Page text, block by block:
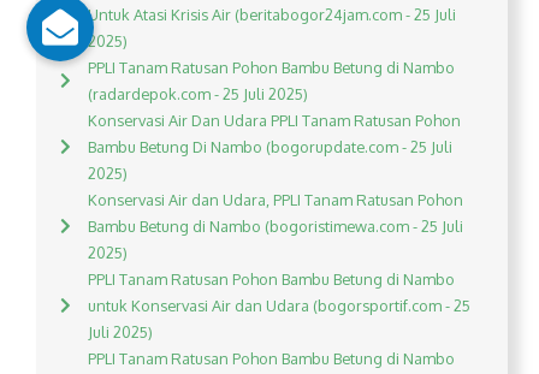
Untuk Atasi Krisis Air (beritabogor24jam.com - 25 Juli
2025)
PPLI Tanam Ratusan Pohon Bambu Betung di Nambo
(radardepok.com - 25 Juli 2025)
Konservasi Air Dan Udara PPLI Tanam Ratusan Pohon
Bambu Betung Di Nambo (bogorupdate.com - 25 Juli
2025)
Konservasi Air dan Udara, PPLI Tanam Ratusan Pohon
Bambu Betung di Nambo (bogoristimewa.com - 25 Juli
2025)
PPLI Tanam Ratusan Pohon Bambu Betung di Nambo
untuk Konservasi Air dan Udara (bogorsportif.com - 25
Juli 2025)
PPLI Tanam Ratusan Pohon Bambu Betung di Nambo